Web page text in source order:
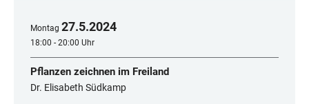
Montag 27.5.2024
18:00 - 20:00 Uhr
Pflanzen zeichnen im Freiland
Dr. Elisabeth Südkamp